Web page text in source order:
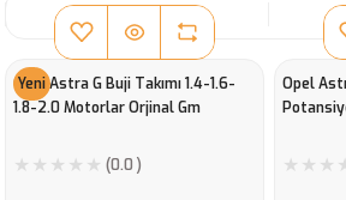
Yeni
Opel Astra G Buji Takımı 1.4-1.6-
1.8-2.0 Motorlar Orjinal Gm
(0.0 )
Opel